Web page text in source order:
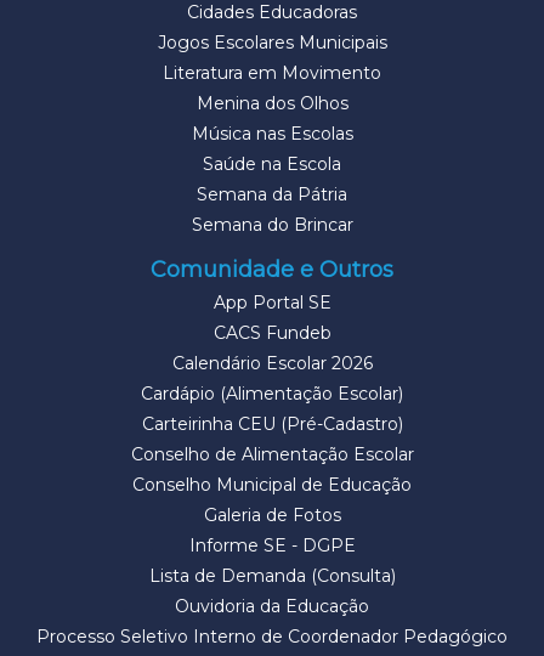
Cidades Educadoras
Jogos Escolares Municipais
Literatura em Movimento
Menina dos Olhos
Música nas Escolas
Saúde na Escola
Semana da Pátria
Semana do Brincar
Comunidade e Outros
App Portal SE
CACS Fundeb
Calendário Escolar 2026
Cardápio (Alimentação Escolar)
Carteirinha CEU (Pré-Cadastro)
Conselho de Alimentação Escolar
Conselho Municipal de Educação
Galeria de Fotos
Informe SE - DGPE
Lista de Demanda (Consulta)
Ouvidoria da Educação
Processo Seletivo Interno de Coordenador Pedagógico